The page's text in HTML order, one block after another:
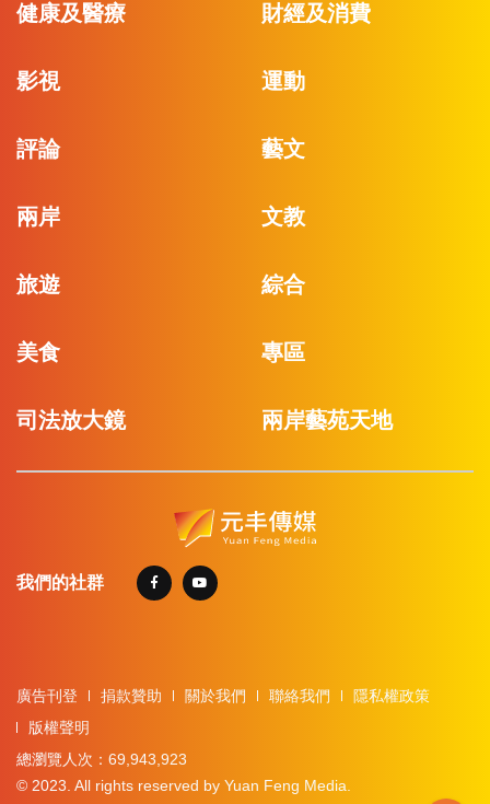
健康及醫療 財經及消費
影視 運動
評論 藝文
兩岸 文教
旅遊 綜合
美食 專區
司法放大鏡 兩岸藝苑天地
我們的社群
廣告刊登 捐款贊助 關於我們 聯絡我們
隱私權政策
版權聲明
總瀏覽人次：69,943,923
© 2023. All rights reserved by Yuan Feng Media.